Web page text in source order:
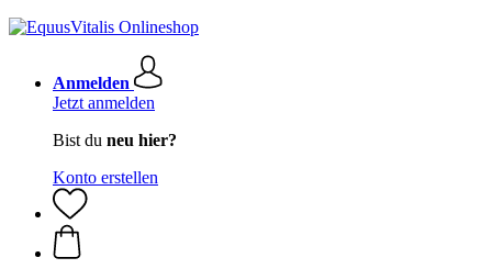
Anmelden
Jetzt anmelden
Bist du neu hier?
Konto erstellen